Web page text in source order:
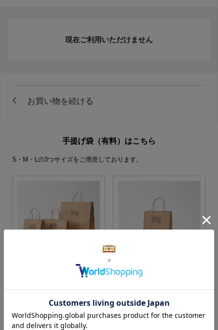
現在ご利用いただけません
手提げ袋（有料）はこちら
S・M・Lの3つサイズをご用意しております。
S・M・Lサイズより当店に
カートに入れる
Sサイズ
カートに入れる